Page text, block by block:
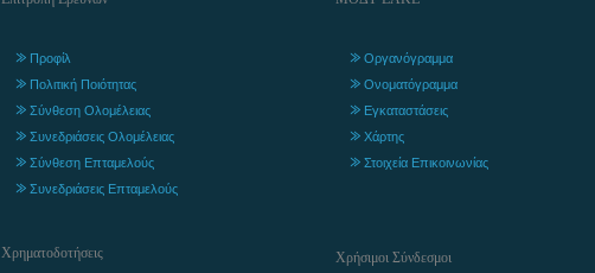
Προφίλ
Πολιτική Ποιότητας
Σύνθεση Ολομέλειας
Συνεδριάσεις Ολομέλειας
Σύνθεση Επταμελούς
Συνεδριάσεις Επταμελούς
Χρηματοδοτήσεις
Οργανόγραμμα
Ονοματόγραμμα
Εγκαταστάσεις
Χάρτης
Στοιχεία Επικοινωνίας
Χρήσιμοι Σύνδεσμοι